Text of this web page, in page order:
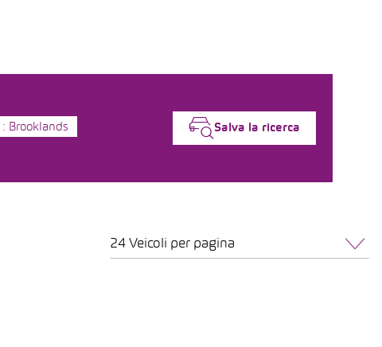
: Brooklands Salva la ricerca
24 Veicoli per pagina